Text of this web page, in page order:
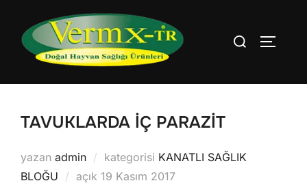
Aranacak
içerik:
TAVUKLARDA İÇ PARAZİT
yazan admin kategorisi KANATLI SAĞLIK
BLOĞU
açık Yayımlanma
19 Kasım 2017